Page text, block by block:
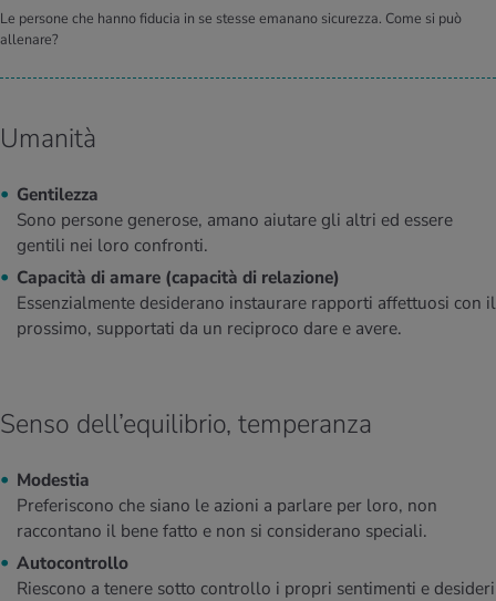
Le persone che hanno fiducia in se stesse emanano sicurezza. Come si può
allenare?
Umanità
Gentilezza
Sono persone generose, amano aiutare gli altri ed essere
gentili nei loro confronti.
Capacità di amare (capacità di relazione)
Essenzialmente desiderano instaurare rapporti affettuosi con il
prossimo, supportati da un reciproco dare e avere.
Senso dell’equilibrio, temperanza
Modestia
Preferiscono che siano le azioni a parlare per loro, non
raccontano il bene fatto e non si considerano speciali.
Autocontrollo
Riescono a tenere sotto controllo i propri sentimenti e desideri